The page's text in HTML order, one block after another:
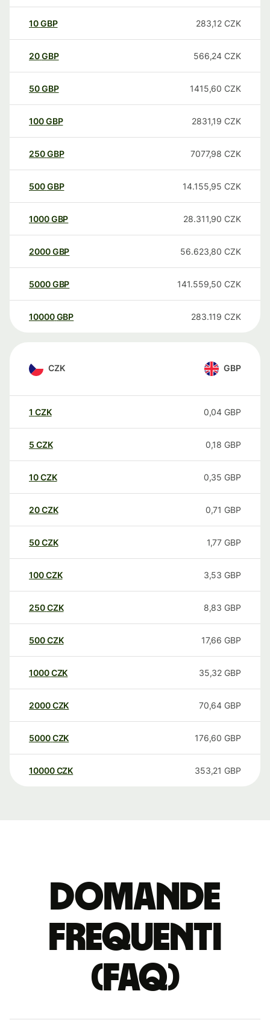
10GBP 283,12 CZK
20GBP 566,24 CZK
50GBP 1415,60 CZK
100GBP 2831,19 CZK
250GBP 7077,98 CZK
500GBP 14.155,95 CZK
1000GBP 28.311,90 CZK
2000GBP 56.623,80 CZK
5000GBP 141.559,50 CZK
10000 GBP 283.119 CZK
CZK GBP
1 CZK 0,04 GBP
5 CZK 0,18 GBP
10CZK 0,35 GBP
20CZK 0,71 GBP
50CZK 1,77 GBP
100CZK 3,53 GBP
250CZK 8,83 GBP
500CZK 17,66 GBP
1000CZK 35,32 GBP
2000CZK 70,64 GBP
5000CZK 176,60 GBP
10000 CZK 353,21 GBP
Domande
Frequenti
(FAQ)